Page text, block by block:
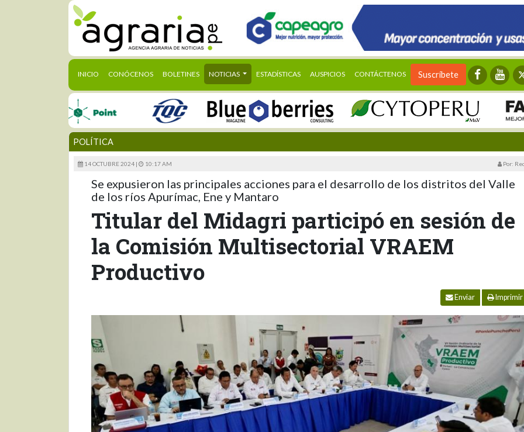
INICIO (CURRENT)
CONÓCENOS BOLETINES NOTICIAS ESTADÍSTICAS AUSPICIOS CONTÁCTENOS Suscríbete
POLÍTICA
14 OCTUBRE 2024 | 10:17 AM Por:
Se expusieron las principales acciones para el desarrollo de los distritos del Valle
de los ríos Apurímac, Ene y Mantaro
Titular del Midagri participó en sesión de
la Comisión Multisectorial VRAEM
Productivo
Enviar Imprimir